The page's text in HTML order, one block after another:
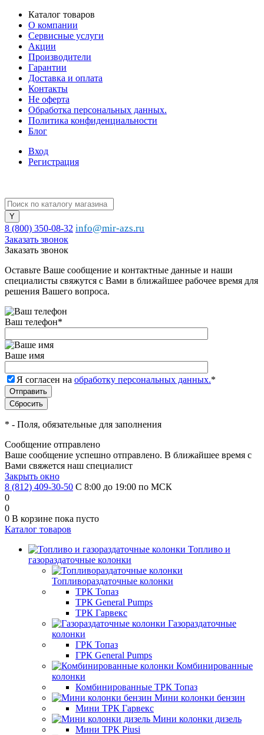
Каталог товаров
О компании
Сервисные услуги
Акции
Производители
Гарантии
Доставка и оплата
Контакты
Не оферта
Обработка персональных данных.
Политика конфиденциальности
Блог
Вход
Регистрация
8 (800) 350-08-32 info@mir-azs.ru
Заказать звонок
Заказать звонок
Оставьте Ваше сообщение и контактные данные и наши
специалисты свяжутся с Вами в ближайшее рабочее время для
решения Вашего вопроса.
Ваш телефон*
Ваше имя
Я согласен на обработку персональных данных.*
* - Поля, обязательные для заполнения
Сообщение отправлено
Ваше сообщение успешно отправлено. В ближайшее время с
Вами свяжется наш специалист
Закрыть окно
8 (812) 409-30-50 С 8:00 до 19:00 по МСК
0
0
0 В корзине пока пусто
Каталог товаров
Топливо и
газораздаточные колонки
Топливораздаточные колонки
ТРК Топаз
ТРК General Pumps
ТРК Гарвекс
Газораздаточные
колонки
ГРК Топаз
ГРК General Pumps
Комбинированные
колонки
Комбинированные ТРК Топаз
Мини колонки бензин
Мини ТРК Гарвекс
Мини колонки дизель
Мини ТРК Piusi